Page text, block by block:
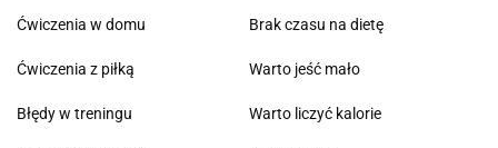
Ćwiczenia w domu
Ćwiczenia z piłką
Błędy w treningu
Brak czasu na dietę
Warto jeść mało
Warto liczyć kalorie